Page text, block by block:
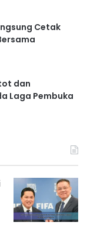
Cetak
dan
Laga Pembuka